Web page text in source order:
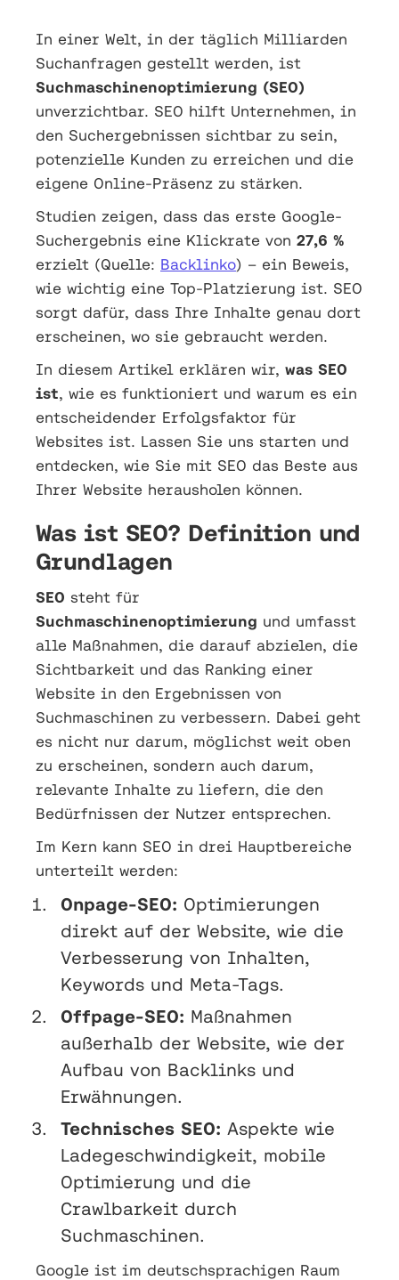
In einer Welt, in der täglich Milliarden
Suchanfragen gestellt werden, ist
Suchmaschinenoptimierung (SEO)
unverzichtbar. SEO hilft Unternehmen, in
den Suchergebnissen sichtbar zu sein,
potenzielle Kunden zu erreichen und die
eigene Online-Präsenz zu stärken.
Studien zeigen, dass das erste Google-
Suchergebnis eine Klickrate von 27,6 %
erzielt (Quelle: Backlinko) – ein Beweis,
wie wichtig eine Top-Platzierung ist. SEO
sorgt dafür, dass Ihre Inhalte genau dort
erscheinen, wo sie gebraucht werden.
In diesem Artikel erklären wir, was SEO
ist, wie es funktioniert und warum es ein
entscheidender Erfolgsfaktor für
Websites ist. Lassen Sie uns starten und
entdecken, wie Sie mit SEO das Beste aus
Ihrer Website herausholen können.
Was ist SEO? Definition und
Grundlagen
SEO steht für
Suchmaschinenoptimierung und umfasst
alle Maßnahmen, die darauf abzielen, die
Sichtbarkeit und das Ranking einer
Website in den Ergebnissen von
Suchmaschinen zu verbessern. Dabei geht
es nicht nur darum, möglichst weit oben
zu erscheinen, sondern auch darum,
relevante Inhalte zu liefern, die den
Bedürfnissen der Nutzer entsprechen.
Im Kern kann SEO in drei Hauptbereiche
unterteilt werden:
Onpage-SEO: Optimierungen
direkt auf der Website, wie die
Verbesserung von Inhalten,
Keywords und Meta-Tags.
Offpage-SEO: Maßnahmen
außerhalb der Website, wie der
Aufbau von Backlinks und
Erwähnungen.
Technisches SEO: Aspekte wie
Ladegeschwindigkeit, mobile
Optimierung und die
Crawlbarkeit durch
Suchmaschinen.
Google ist im deutschsprachigen Raum